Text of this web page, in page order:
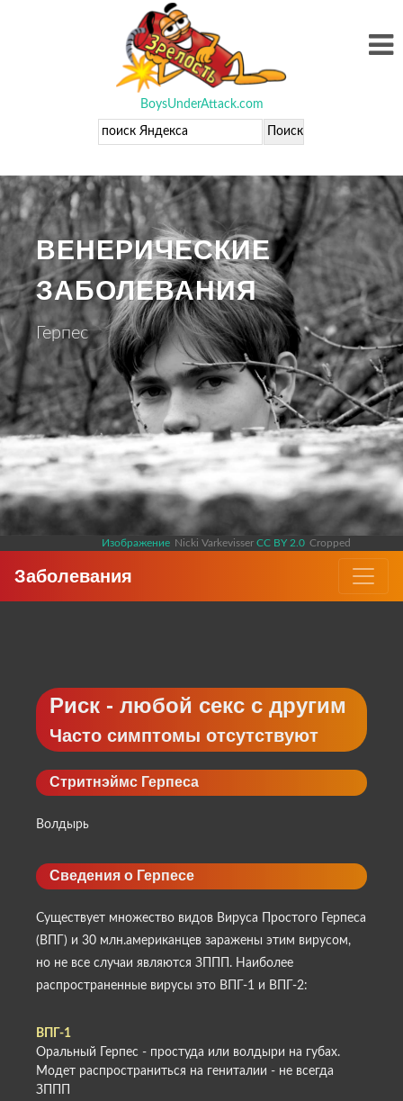
BoysUnderAttack.com
ВЕНЕРИЧЕСКИЕ
ЗАБОЛЕВАНИЯ
Герпес
Изображение Nicki Varkevisser CC BY 2.0 Cropped
Заболевания
Риск - любой секс с другим
Часто симптомы отсутствуют
Стритнэймс Герпеса
Волдырь
Сведения о Герпесе
Существует множество видов Вируса Простого Герпеса
(ВПГ) и 30 млн.американцев заражены этим вирусом,
но не все случаи являются ЗППП. Наиболее
распространенные вирусы это ВПГ-1 и ВПГ-2:
ВПГ-1
Оральный Герпес - простуда или волдыри на губах.
Модет распространиться на гениталии - не всегда
ЗППП